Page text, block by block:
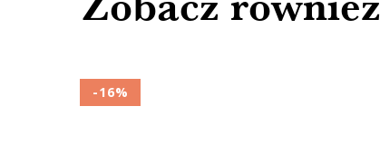
-16%